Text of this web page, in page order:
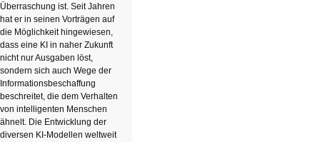
Überraschung ist. Seit Jahren
hat er in seinen Vorträgen auf
die Möglichkeit hingewiesen,
dass eine KI in naher Zukunft
nicht nur Ausgaben löst,
sondern sich auch Wege der
Informationsbeschaffung
beschreitet, die dem Verhalten
von intelligenten Menschen
ähnelt. Die Entwicklung der
diversen KI-Modellen weltweit